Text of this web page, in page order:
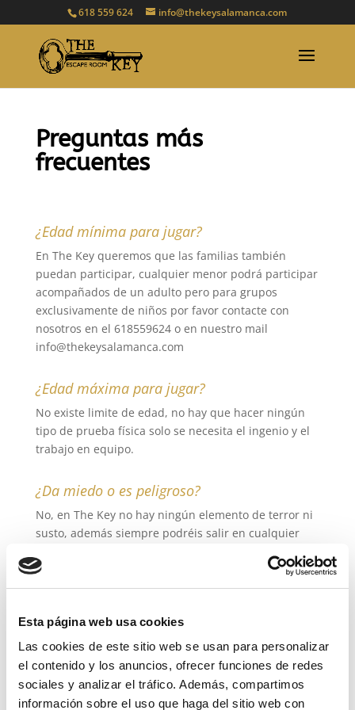
Esta página web usa cookies
Las cookies de este sitio web se usan para personalizar
el contenido y los anuncios, ofrecer funciones de redes
sociales y analizar el tráfico. Además, compartimos
información sobre el uso que haga del sitio web con
618 559 624 info@thekeysalamanca.com
Preguntas más
frecuentes
¿Edad mínima para jugar?
En The Key queremos que las familias también
puedan participar, cualquier menor podrá participar
acompañados de un adulto pero para grupos
exclusivamente de niños por favor contacte con
nosotros en el 618559624 o en nuestro mail
info@thekeysalamanca.com
¿Edad máxima para jugar?
No existe limite de edad, no hay que hacer ningún
tipo de prueba física solo se necesita el ingenio y el
trabajo en equipo.
¿Da miedo o es peligroso?
No, en The Key no hay ningún elemento de terror ni
susto, además siempre podréis salir en cualquier
del juego.
no, se perderá el dinero de la reserva.
¿Se necesita fuerza física?